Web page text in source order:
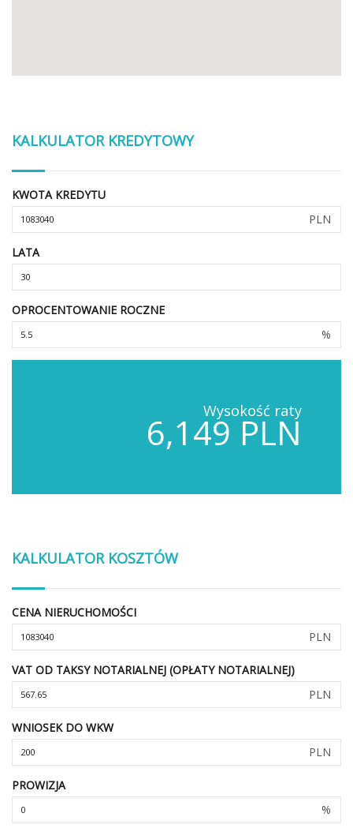
KALKULATOR KREDYTOWY
KWOTA KREDYTU
PLN
LATA
OPROCENTOWANIE ROCZNE
%
Wysokość raty
6,149 PLN
KALKULATOR KOSZTÓW
CENA NIERUCHOMOŚCI
PLN
VAT OD TAKSY NOTARIALNEJ (OPŁATY NOTARIALNEJ)
PLN
WNIOSEK DO WKW
PLN
PROWIZJA
%